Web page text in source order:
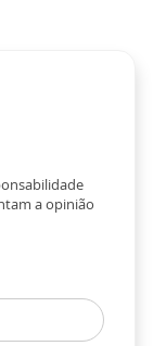
a opinião